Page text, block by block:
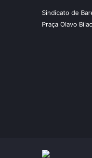
Sindicato de
Praça Olavo